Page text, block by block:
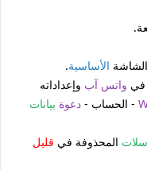
الأساسية.
في واتس آب وإعداداته
- الحساب - دعوة بيانات
المحذوفة في قليل